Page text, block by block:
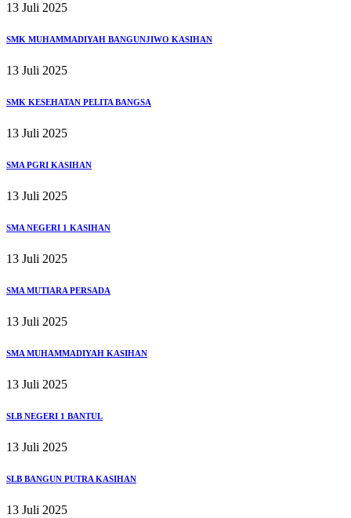
13 Juli 2025
SMK MUHAMMADIYAH BANGUNJIWO KASIHAN
13 Juli 2025
SMK KESEHATAN PELITA BANGSA
13 Juli 2025
SMA PGRI KASIHAN
13 Juli 2025
SMA NEGERI 1 KASIHAN
13 Juli 2025
SMA MUTIARA PERSADA
13 Juli 2025
SMA MUHAMMADIYAH KASIHAN
13 Juli 2025
SLB NEGERI 1 BANTUL
13 Juli 2025
SLB BANGUN PUTRA KASIHAN
13 Juli 2025